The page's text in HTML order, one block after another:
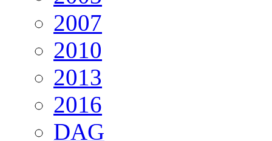
2007
2010
2013
2016
DAG